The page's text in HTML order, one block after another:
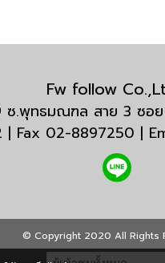
Fw follow
.พุทธมณฑล สาย 3 ซอ
Fax 02-8897250 |
© Copyright 2020 All Rights